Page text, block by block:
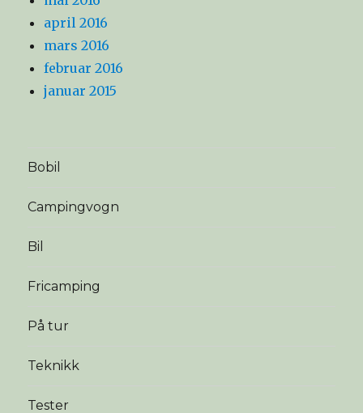
april 2016
mars 2016
februar 2016
januar 2015
Bobil
Campingvogn
Bil
Fricamping
På tur
Teknikk
Tester